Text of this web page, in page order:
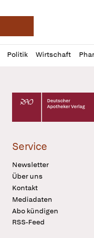
Deutsche
Politik Wirtschaft
Profil
öffnen
Daz
Pur
Deutscher Apotheker
Service
Newsletter
Über uns
Kontakt
Mediadaten
Abo kündigen
RSS-Feed